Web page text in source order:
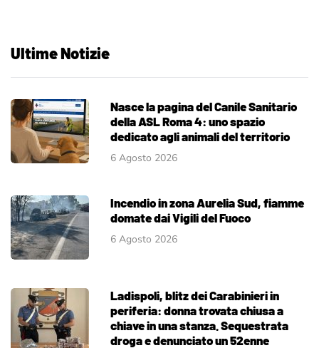
Ultime Notizie
Nasce la pagina del Canile Sanitario
della ASL Roma 4: uno spazio
dedicato agli animali del territorio
6 Agosto 2026
Incendio in zona Aurelia Sud, fiamme
domate dai Vigili del Fuoco
6 Agosto 2026
Ladispoli, blitz dei Carabinieri in
periferia: donna trovata chiusa a
chiave in una stanza. Sequestrata
droga e denunciato un 52enne